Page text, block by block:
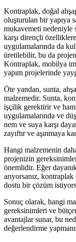
Kontraplak, doğal
oluşturulan bir yapıya
mukavemeti nedeniyle
karşı dirençli
uygulamalarında da
üretilebilir, bu da
Kontraplak, mobilya
yapım projelerinde
Öte yandan, sunta,
malzemedir. Sunta,
işçilik gerektirir ve
uygulamalarında ve
nem ve suya karşı
zayıftır ve aşınmaya
Hangi malzemenin
projenizin
önemlidir. Eğer
arıyorsanız,
dostu bir çözüm
Sonuç olarak, hangi
gereksinimleri ve
avantajlar sunar, bu
değerlendirme